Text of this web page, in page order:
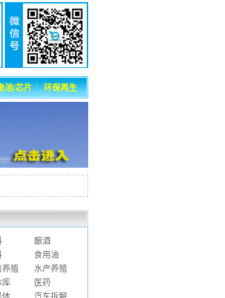
池/芯片 环保再生
酿酒
食用油
养殖
水产养殖
库
医药